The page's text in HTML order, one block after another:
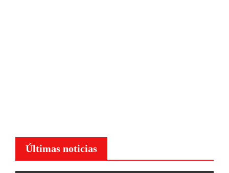
Últimas noticias